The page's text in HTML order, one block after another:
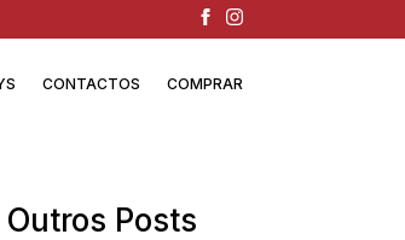
CONTACTOS COMPRAR
Outros Posts